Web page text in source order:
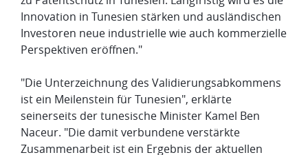
Innovation in Tunesien stärken und ausländischen
Investoren neue industrielle wie auch kommerzielle
Perspektiven eröffnen."
"Die Unterzeichnung des Validierungsabkommens
ist ein Meilenstein für Tunesien", erklärte
seinerseits der tunesische Minister Kamel Ben
Naceur. "Die damit verbundene verstärkte
Zusammenarbeit ist ein Ergebnis der aktuellen